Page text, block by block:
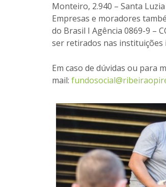
Monteiro, 2.940 – Santa
Empresas e moradores
do Brasil I Agência 0869-9 –
ser retirados nas instituições
Em caso de dúvidas ou para
mail: